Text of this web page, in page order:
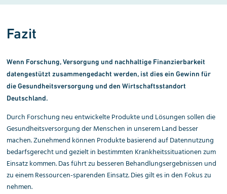
Fazit
Wenn Forschung, Versorgung und nachhaltige Finanzierbarkeit
datengestützt zusammengedacht werden, ist dies ein Gewinn für
die Gesundheitsversorgung und den Wirtschaftsstandort
Deutschland.
Durch Forschung neu entwickelte Produkte und Lösungen sollen die
Gesundheitsversorgung der Menschen in unserem Land besser
machen. Zunehmend können Produkte basierend auf Datennutzung
bedarfsgerecht und gezielt in bestimmten Krankheitssituationen zum
Einsatz kommen. Das führt zu besseren Behandlungs­ergebnissen und
zu einem Ressourcen-sparenden Einsatz. Dies gilt es in den Fokus zu
nehmen.